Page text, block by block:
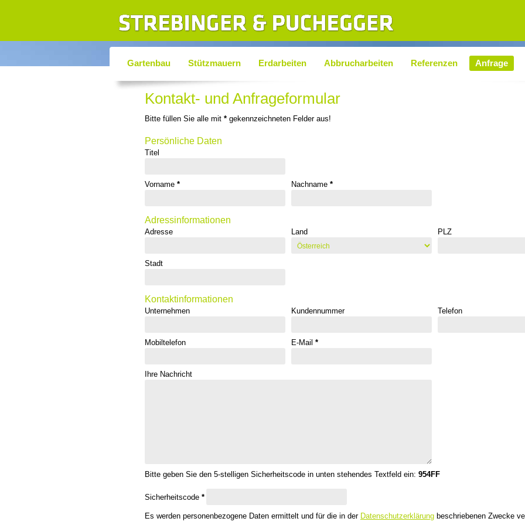
Gartenbau Stützmauern Erdarbeiten Abbrucharbeiten Referenzen Anfrage
Kontakt- und Anfrageformular
Bitte füllen Sie alle mit * gekennzeichneten Felder aus!
Persönliche Daten
Titel
Vorname * Nachname *
Adressinformationen
Adresse Land PLZ
Stadt
Kontaktinformationen
Unternehmen Kundennummer Telefon
Mobiltelefon E-Mail *
Ihre Nachricht
Bitte geben Sie den 5-stelligen Sicherheitscode in unten stehendes Textfeld ein: 954FF
Sicherheitscode *
Es werden personenbezogene Daten ermittelt und für die in der Datenschutzerklärung beschriebenen Zwecke